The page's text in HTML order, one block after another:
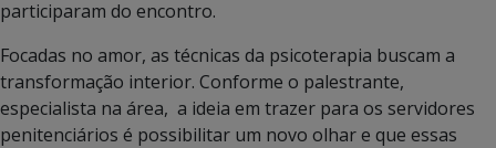
participaram do encontro.
Focadas no amor, as técnicas da psicoterapia buscam a
transformação interior. Conforme o palestrante,
especialista na área, a ideia em trazer para os servidores
penitenciários é possibilitar um novo olhar e que essas